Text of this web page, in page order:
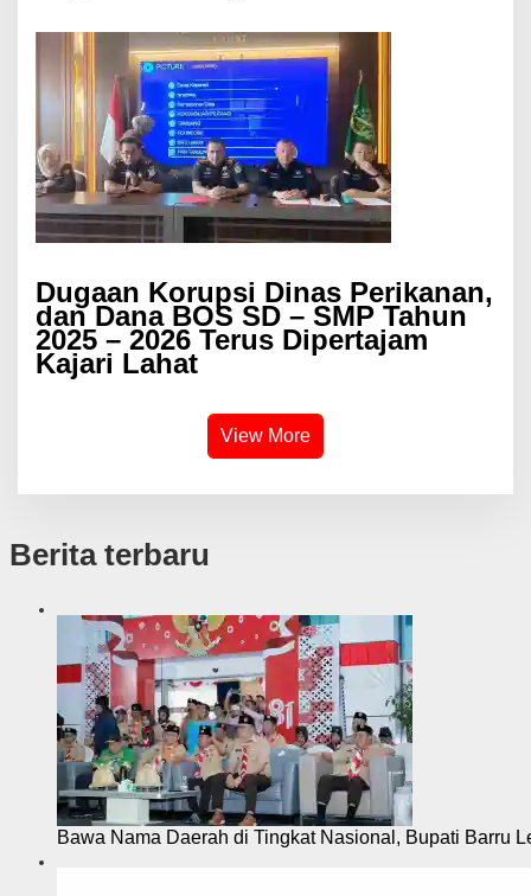
Dugaan Korupsi Dinas Perikanan,
dan Dana BOS SD – SMP Tahun
2025 – 2026 Terus Dipertajam
Kajari Lahat
View More
Berita terbaru
Bawa Nama Daerah di Tingkat Nasional, Bupati Barru